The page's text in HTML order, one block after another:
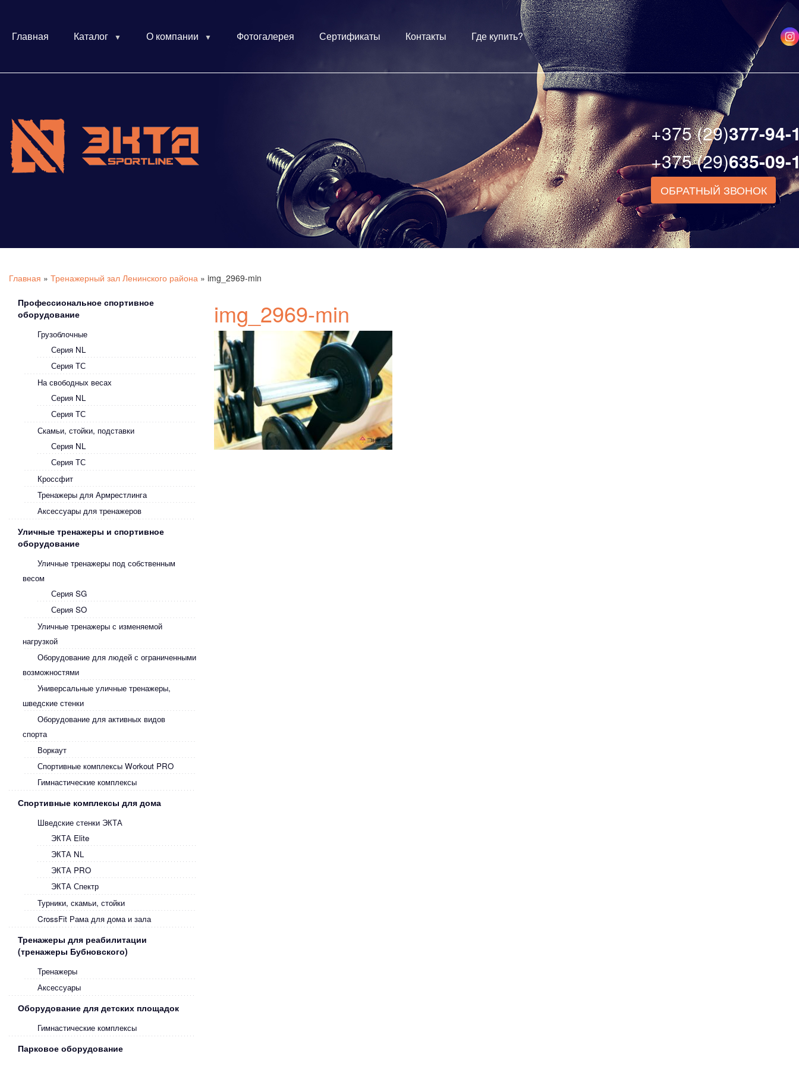
Главная Каталог О компании Фотогалерея Сертификаты Контакты Где купить?
+375 (29)377-94-
+375 (29)635-09-
ОБРАТНЫЙ ЗВОНОК
Главная » Тренажерный зал Ленинского района » img_2969-min
Профессиональное спортивное
оборудование
Грузоблочные
Серия NL
Серия ТС
На свободных весах
Серия NL
Серия ТС
Скамьи, стойки, подставки
Серия NL
Серия ТС
Кроссфит
Тренажеры для Армрестлинга
Аксессуары для тренажеров
Уличные тренажеры и спортивное
оборудование
Уличные тренажеры под собственным
весом
Серия SG
Серия SO
Уличные тренажеры с изменяемой
нагрузкой
Оборудование для людей с ограниченными
возможностями
Универсальные уличные тренажеры,
шведские стенки
Оборудование для активных видов
спорта
Воркаут
Спортивные комплексы Workout PRO
Гимнастические комплексы
Спортивные комплексы для дома
Шведские стенки ЭКТА
ЭКТА Elite
ЭКТА NL
ЭКТА PRO
ЭКТА Спектр
Турники, скамьи, стойки
CrossFit Рама для дома и зала
Тренажеры для реабилитации
(тренажеры Бубновского)
Тренажеры
Аксессуары
Оборудование для детских площадок
Гимнастические комплексы
Парковое оборудование
img_2969-min